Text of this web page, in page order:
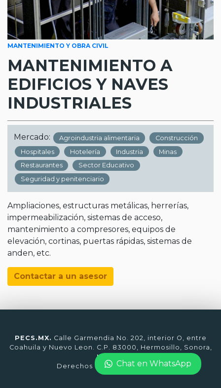
MANTENIMIENTO Y OBRA CIVIL
MANTENIMIENTO A
EDIFICIOS Y NAVES
INDUSTRIALES
Mercado: Agroindustria alimentaria
Construcción
Hospitales
Hotelería Industria
Minas
Restaurantes
Sector Educativo
Seguridad y penitenciario
Ampliaciones, estructuras metálicas, herrerías,
impermeabilización, sistemas de acceso,
mantenimiento a compresores, equipos de
elevación, cortinas, puertas rápidas, sistemas de
anden, etc.
Contactar a un asesor
PECS.MX. Calle Garmendia No. 202, interior O, entre
Coahuila y Nuevo Leon. C.P. 83000, Hermosillo, Sonora,
México.
Derechos Reservados © 2026
Chat en WhatsApp